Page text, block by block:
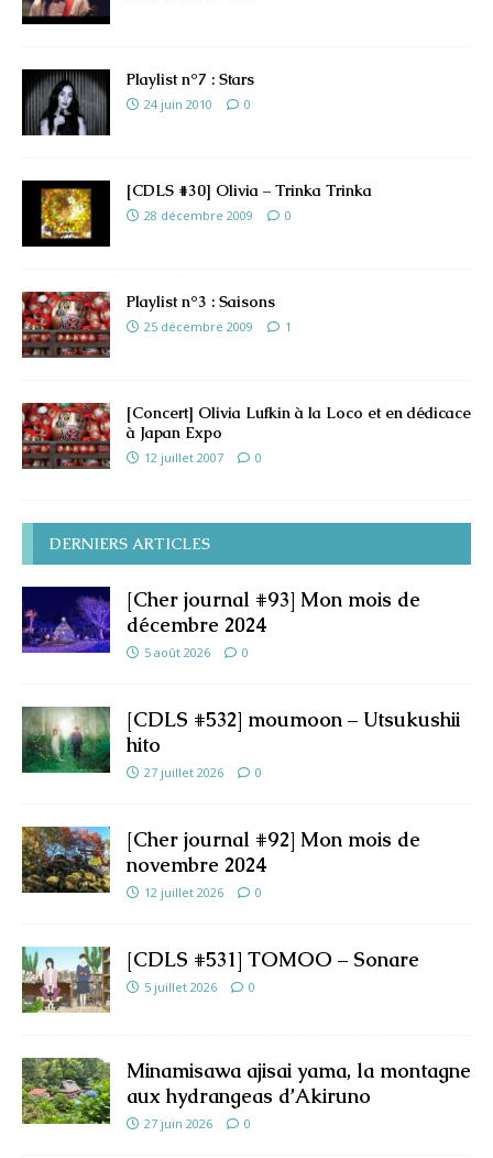
Playlist n°7 : Stars
24 juin 2010 0
[CDLS #30] Olivia – Trinka Trinka
28 décembre 2009 0
Playlist n°3 : Saisons
25 décembre 2009 1
[Concert] Olivia Lufkin à la Loco et en dédicace
à Japan Expo
12 juillet 2007 0
DERNIERS ARTICLES
[Cher journal #93] Mon mois de
décembre 2024
5 août 2026 0
[CDLS #532] moumoon – Utsukushii
hito
27 juillet 2026 0
[Cher journal #92] Mon mois de
novembre 2024
12 juillet 2026 0
[CDLS #531] TOMOO – Sonare
5 juillet 2026 0
Minamisawa ajisai yama, la montagne
aux hydrangeas d’Akiruno
27 juin 2026 0